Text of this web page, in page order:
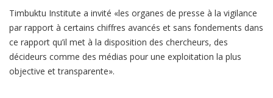
Timbuktu Institute a invité «les organes de presse à la vigilance
par rapport à certains chiffres avancés et sans fondements dans
ce rapport qu’il met à la disposition des chercheurs, des
décideurs comme des médias pour une exploitation la plus
objective et transparente».